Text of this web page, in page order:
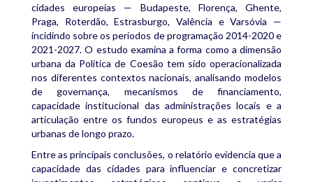
cidades europeias — Budapeste, Florença, Ghente,
Praga, Roterdão, Estrasburgo, Valência e Varsóvia —
incidindo sobre os períodos de programação 2014-2020 e
2021-2027. O estudo examina a forma como a dimensão
urbana da Política de Coesão tem sido operacionalizada
nos diferentes contextos nacionais, analisando modelos
de governança, mecanismos de financiamento,
capacidade institucional das administrações locais e a
articulação entre os fundos europeus e as estratégias
urbanas de longo prazo.
Entre as principais conclusões, o relatório evidencia que a
capacidade das cidades para influenciar e concretizar